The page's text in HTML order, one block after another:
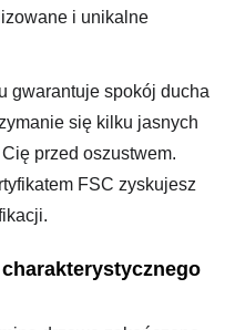
i unikalne
gwarantuje spokój ducha
się kilku jasnych
przed oszustwem.
FSC zyskujesz